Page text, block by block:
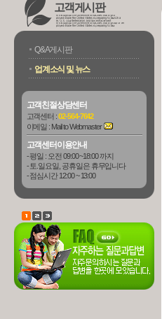
고객게시판
Q&A게시판
업계소식 및 뉴스
고객친절상담센터
고객센터 :02-564-7642
이메일 : Mail to Webmaster
고객센터이용안내
- 평일 : 오전 09:00 ~18:00 까지
- 토.일요일, 공휴일은 휴무입니다
- 점심시간 12:00 ~ 13:00